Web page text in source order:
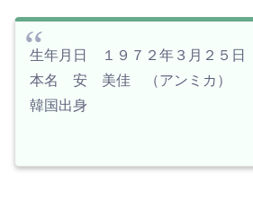
生年月日 １９７２年３月２５日
本名 安 美佳 （アンミカ）
韓国出身